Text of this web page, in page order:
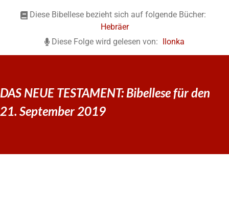
Diese Bibellese bezieht sich auf folgende Bücher:
Hebräer
Diese Folge wird gelesen von: Ilonka
DAS NEUE TESTAMENT: Bibellese für den
21. September 2019